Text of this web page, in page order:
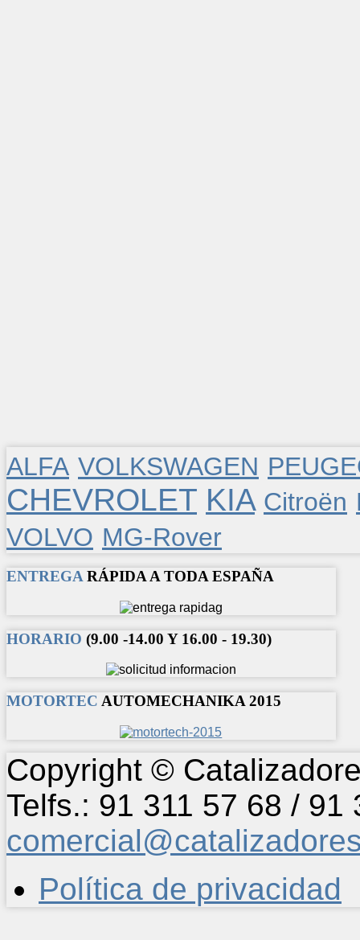
ALFA VOLKSWAGEN
CHEVROLET KIA Citroën
VOLVO MG-Rover
ENTREGARÁPIDA A TODA ESPAÑA
HORARIO (9.00 -14.00 Y 16.00 - 19.30)
MOTORTEC AUTOMECHANIKA 2015
Copyright ©
Telfs.: 91 311 57 68 /
Política de privacidad